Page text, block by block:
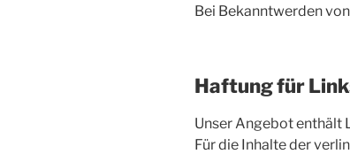
Bei Bekanntwerden
Haftung für
Unser Angebot enthält
Für die Inhalte der